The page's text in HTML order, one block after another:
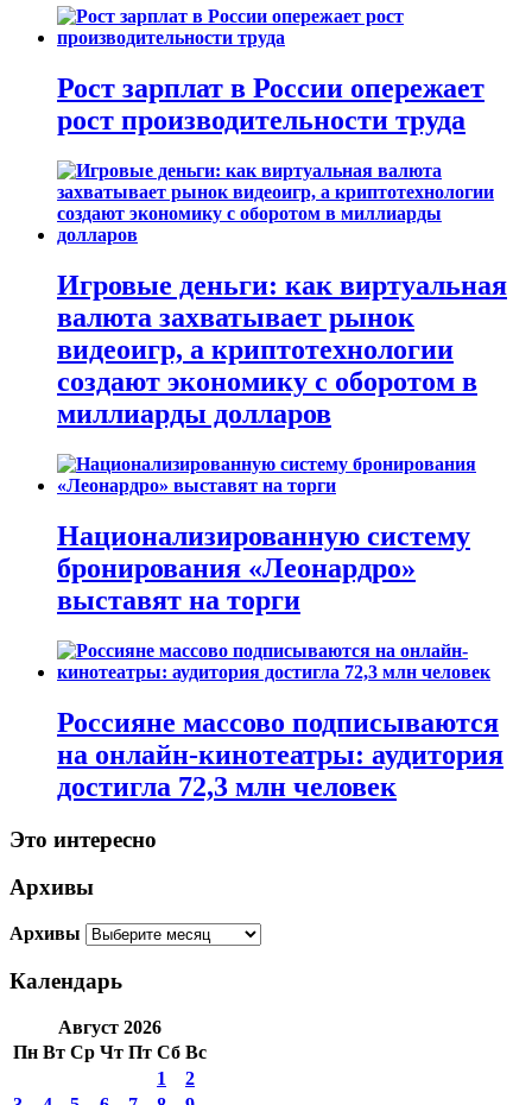
Рост зарплат в России опережает
рост производительности труда
Игровые деньги: как виртуальная
валюта захватывает рынок
видеоигр, а криптотехнологии
создают экономику с оборотом в
миллиарды долларов
Национализированную систему
бронирования «Леонардро»
выставят на торги
Россияне массово подписываются
на онлайн-кинотеатры: аудитория
достигла 72,3 млн человек
Это интересно
Архивы
Архивы
Календарь
Август 2026
Пн Вт Ср Чт Пт Сб Вс
1
2